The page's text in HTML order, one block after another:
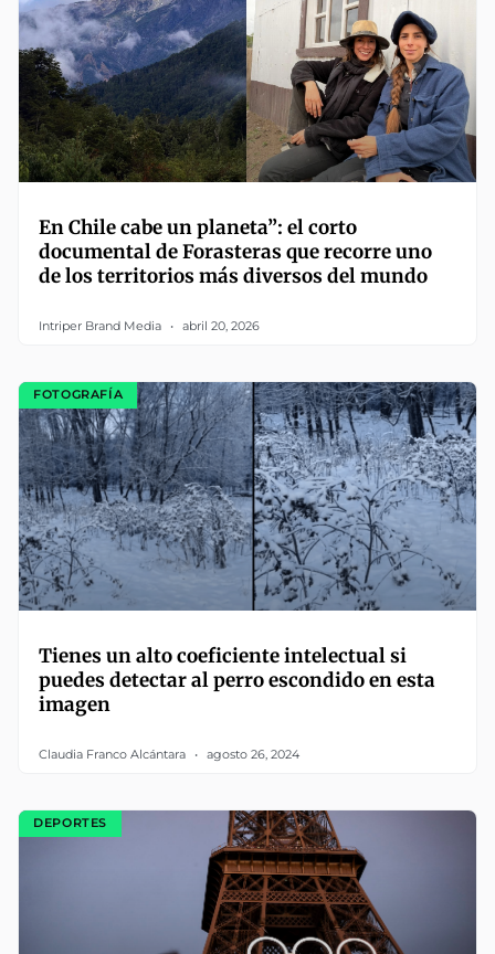
En Chile cabe un planeta”: el corto
documental de Forasteras que recorre uno
de los territorios más diversos del mundo
Intriper Brand Media abril 20, 2026
FOTOGRAFÍA
Tienes un alto coeficiente intelectual si
puedes detectar al perro escondido en esta
imagen
Claudia Franco Alcántara agosto 26, 2024
DEPORTES